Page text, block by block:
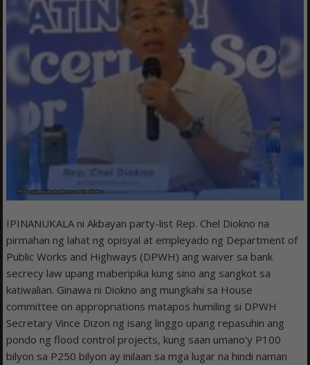
IPINANUKALA ni Akbayan party-list Rep. Chel Diokno na
pirmahan ng lahat ng opisyal at empleyado ng Department of
Public Works and Highways (DPWH) ang waiver sa bank
secrecy law upang maberipika kung sino ang sangkot sa
katiwalian. Ginawa ni Diokno ang mungkahi sa House
committee on appropriations matapos humiling si DPWH
Secretary Vince Dizon ng isang linggo upang repasuhin ang
pondo ng flood control projects, kung saan umano’y P100
bilyon sa P250 bilyon ay inilaan sa mga lugar na hindi naman